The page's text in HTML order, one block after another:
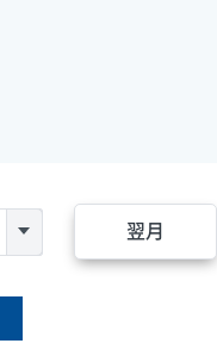
翌月